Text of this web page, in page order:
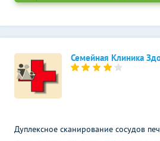
Семейная Клиника
Дуплексное сканирование сосудов